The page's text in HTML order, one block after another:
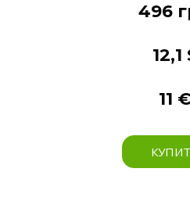
496
12,1
11